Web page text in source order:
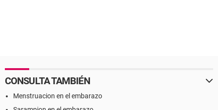
CONSULTA TAMBIÉN
Menstruacion en el embarazo